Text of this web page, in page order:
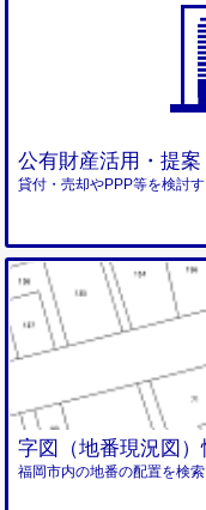
公有財産活用・提案
貸付・売却やPPP等を検討
字図（地番現況図）
福岡市内の地番の配置を検索